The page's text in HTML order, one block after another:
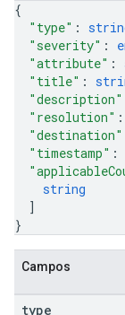
{
"type" :
"severity" :
"attribute" :
"title" :
"description"
"resolution" :
"destination"
"timestamp" :
string
]
}
Campos
type